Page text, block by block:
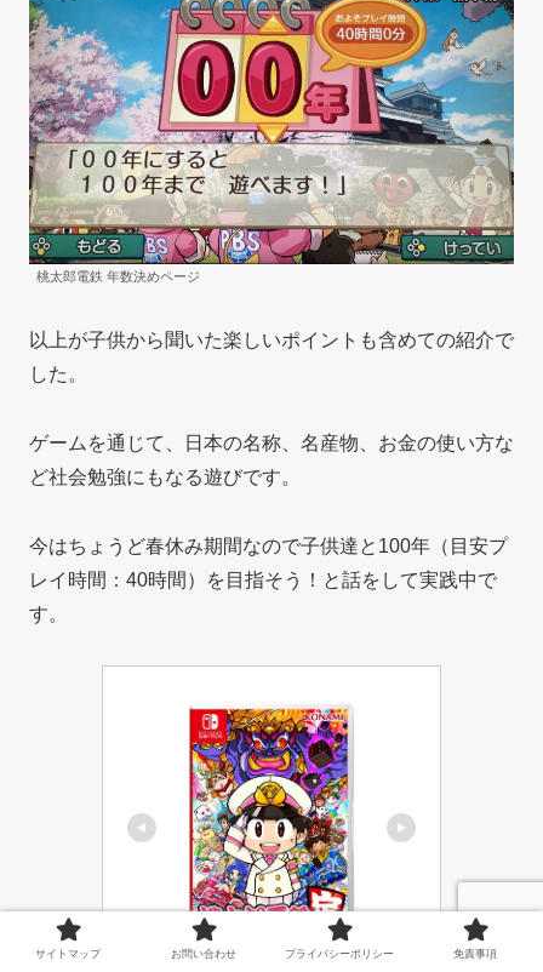
桃太郎電鉄 年数決めページ
以上が子供から聞いた楽しいポイントも含めての紹介で
した。
ゲームを通じて、日本の名称、名産物、お金の使い方な
ど社会勉強にもなる遊びです。
今はちょうど春休み期間なので子供達と100年（目安プ
レイ時間：40時間）を目指そう！と話をして実践中で
す。
サイトマップ お問い合わせ プライバシーポリシー 免責事項